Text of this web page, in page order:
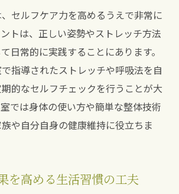
点で生活改善を始めるための基礎
が指導するストレッチや体操の効
かしたセルフチェックのコツを紹
識がセルフケア習慣に与える影響
セルフケア力を高めるうえで非常に
トは、正しい姿勢やストレッチ方法
日常的に実践することにあります。
指導されたストレッチや呼吸法を自
的なセルフチェックを行うことが大
では身体の使い方や簡単な整体技術
や自分自身の健康維持に役立ちま
を高める生活習慣の工夫